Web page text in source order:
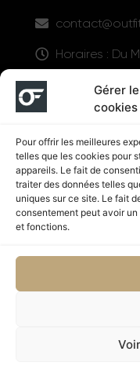
Gérer
cookies
Pour offrir les meilleures
telles que les cookies pour
appareils. Le fait de
traiter des données telles
uniques sur ce site. Le fait
consentement peut avoir
et fonctions.
Horaires : Du